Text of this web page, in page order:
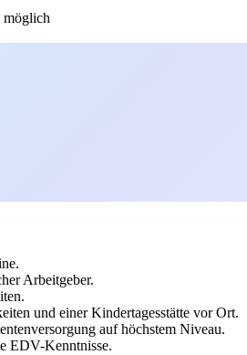
Arbeitgeber.
und einer Kindertagesstätte vor Ort.
auf höchstem Niveau.
EDV-Kenntnisse.